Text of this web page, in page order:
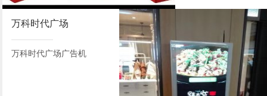
万科时代广场
万科时代广场广告机